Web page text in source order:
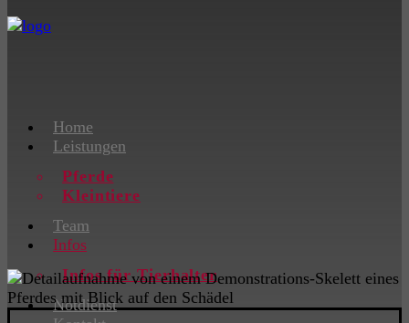
Home
Leistungen
Pferde
Kleintiere
Team
Infos
Infos für Tierhalter
Notdienst